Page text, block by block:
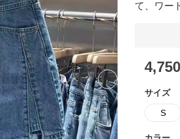
Next slide
て、ワー
4,750
サイズ
S